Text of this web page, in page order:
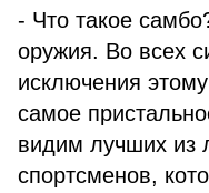
- Что такое
оружия. Во всех
исключения
самое
видим лучших из
спортсменов,